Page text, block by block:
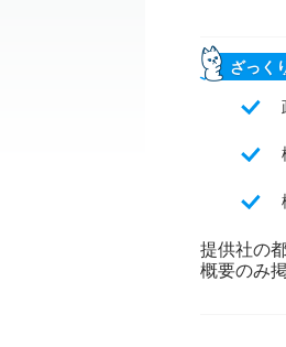
ざっく
提供社の
概要のみ